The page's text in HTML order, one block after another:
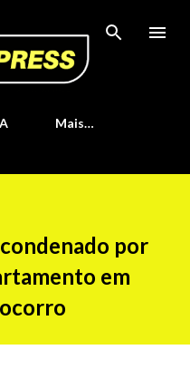
principal
Mais…
por
em